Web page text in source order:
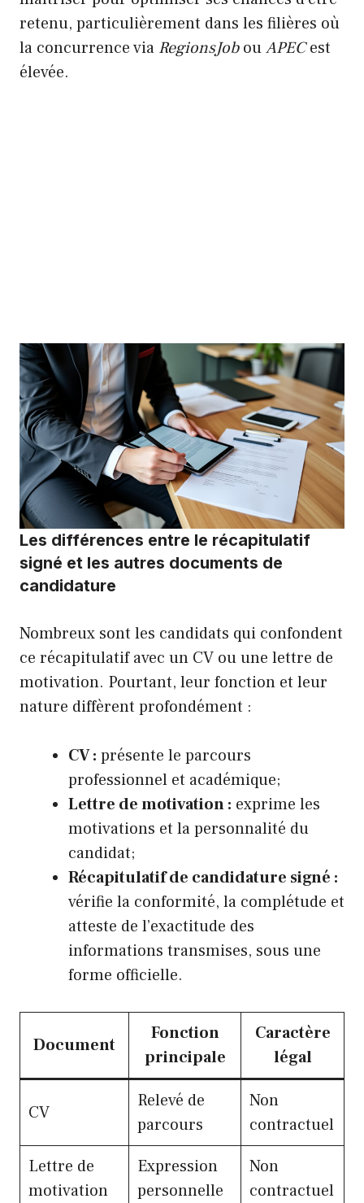
retenu, particulièrement dans les filières où
la concurrence via RegionsJobouAPECest
élevée.
Les différences entre le récapitulatif
signé et les autres documents de
candidature
Nombreux sont les candidats qui confondent
ce récapitulatif avec un CV ou une lettre de
motivation. Pourtant, leur fonction et leur
nature diffèrent profondément :
CV : présente le parcours
professionnel et académique;
Lettre de motivation : exprime les
motivations et la personnalité du
candidat;
Récapitulatif de candidature signé :
vérifie la conformité, la complétude et
atteste de l’exactitude des
informations transmises, sous une
forme officielle.
Document
Fonction
principale
Caractère
légal
CV
Relevé de
parcours
Non
contractuel
Lettre de
motivation
Expression
personnelle
Non
contractuel